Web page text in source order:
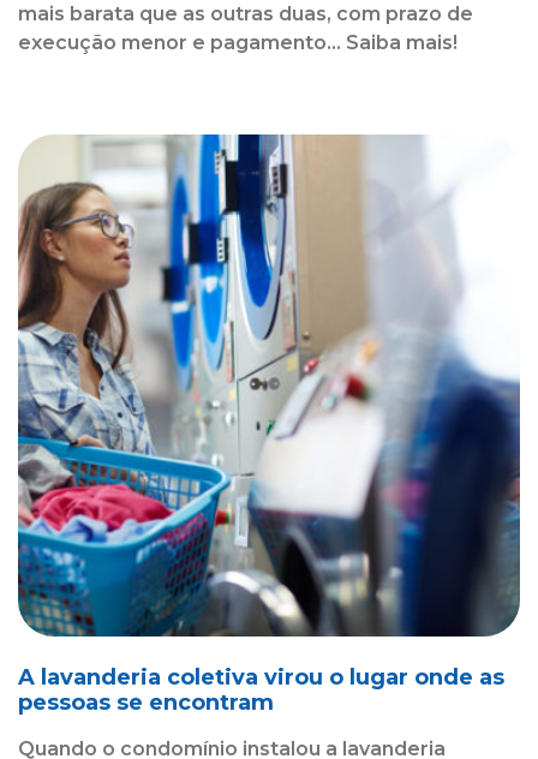
mais barata que as outras duas, com prazo de
execução menor e pagamento... Saiba mais!
A lavanderia coletiva virou o lugar onde as
pessoas se encontram
Quando o condomínio instalou a lavanderia